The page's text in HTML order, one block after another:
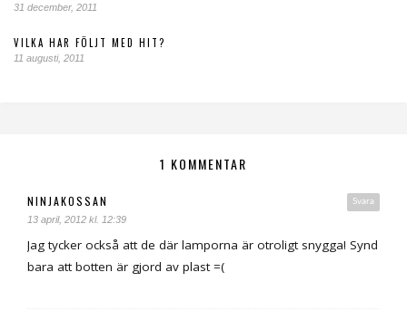
31 december, 2011
VILKA HAR FÖLJT MED HIT?
11 augusti, 2011
1 KOMMENTAR
Svara
NINJAKOSSAN
13 april, 2012 kl. 12:39
Jag tycker också att de där lamporna är otroligt snygga! Synd
bara att botten är gjord av plast =(